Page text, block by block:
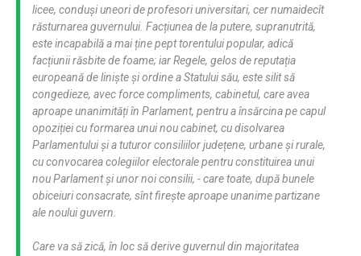
licee, conduși uneori de profesori universitari, cer numaidecît
răsturnarea guvernului. Facțiunea de la putere, supranutrită,
este incapabilă a mai ține pept torentului popular, adică
facțiunii răsbite de foame; iar Regele, gelos de reputația
europeană de liniște și ordine a Statului său, este silit să
congedieze, avec force compliments, cabinetul, care avea
aproape unanimități în Parlament, pentru a însărcina pe capul
opoziției cu formarea unui nou cabinet, cu disolvarea
Parlamentului și a tuturor consiliilor județene, urbane și rurale,
cu convocarea colegiilor electorale pentru constituirea unui
nou Parlament și unor noi consilii, - care toate, după bunele
obiceiuri consacrate, sînt firește aproape unanime partizane
ale noului guvern.
Care va să zică, în loc să derive guvernul din majoritatea